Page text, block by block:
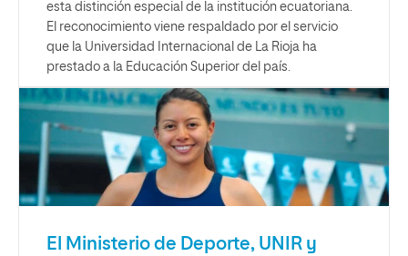
esta distinción especial de la institución ecuatoriana.
El reconocimiento viene respaldado por el servicio
que la Universidad Internacional de La Rioja ha
prestado a la Educación Superior del país.
El Ministerio de Deporte, UNIR y